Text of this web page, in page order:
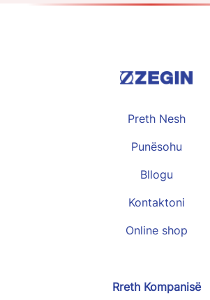
Preth Nesh
Punësohu
Bllogu
Kontaktoni
Online shop
Rreth Kompanisë